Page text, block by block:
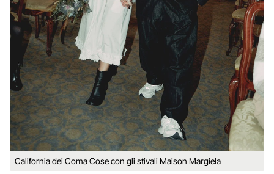
California dei Coma Cose con gli stivali Maison Margiela